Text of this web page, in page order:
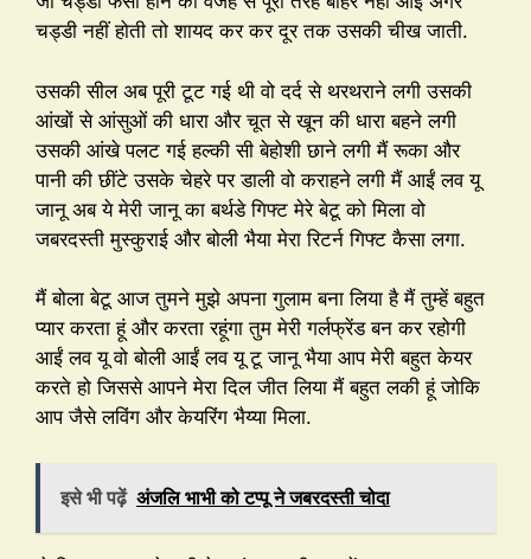
चड्डी नहीं होती तो शायद कर कर दूर तक उसकी चीख जाती.
उसकी सील अब पूरी टूट गई थी वो दर्द से थरथराने लगी उसकी
आंखों से आंसुओं की धारा और चूत से खून की धारा बहने लगी
उसकी आंखे पलट गई हल्की सी बेहोशी छाने लगी मैं रूका और
पानी की छींटे उसके चेहरे पर डाली वो कराहने लगी मैं आईं लव यू
जानू अब ये मेरी जानू का बर्थडे गिफ्ट मेरे बेटू को मिला वो
जबरदस्ती मुस्कुराई और बोली भैया मेरा रिटर्न गिफ्ट कैसा लगा.
मैं बोला बेटू आज तुमने मुझे अपना गुलाम बना लिया है मैं तुम्हें बहुत
प्यार करता हूं और करता रहूंगा तुम मेरी गर्लफ्रेंड बन कर रहोगी
आईं लव यू वो बोली आईं लव यू टू जानू भैया आप मेरी बहुत केयर
करते हो जिससे आपने मेरा दिल जीत लिया मैं बहुत लकी हूं जोकि
आप जैसे लविंग और केयरिंग भैय्या मिला.
इसे भी पढ़ें अंजलि भाभी को टप्पू ने जबरदस्ती चोदा